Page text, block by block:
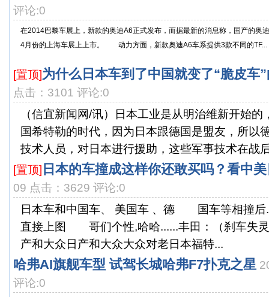
评论:0
在2014巴黎车展上，新款的奥迪A6正式发布，而据最新的消息称，国产的奥
4月份的上海车展上上市。 动力方面，新款奥迪A6车系提供3款不同的TF...
[置顶]为什么日本车到了中国就变了“脆皮车
点击：3101 评论:0
（信宜新闻网/讯）日本工业是从明治维新开始
国希特勒的时代，因为日本跟德国是盟友，所以
技术人员，对日本进行援助，这些军事技术在战
[置顶] 日本的车撞成这样你还敢买吗？看中
09 点击：3629 评论:0
日本车和中国车、 美国车 、德 国车等相撞
直接上图 哥们个性,哈哈......丰田：（刹车失灵
产和大众日产和大众大众对老日本福特...
哈弗AI旗舰车型 试驾长城哈弗F7扑克之星
评论:0